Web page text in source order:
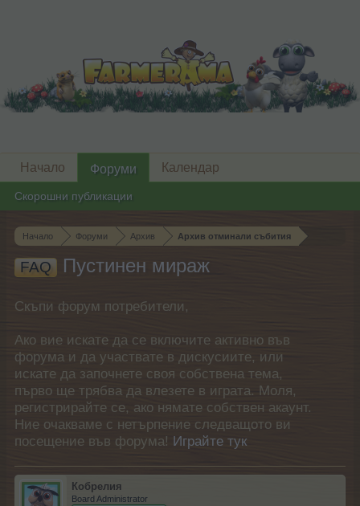
Начало Форуми Архив Архив отминали събития
FAQ Пустинен мираж
Скъпи форум потребители,
Ако вие искате да се включите активно във
форума и да участвате в дискусиите, или
искате да започнете своя собствена тема,
първо ще трябва да влезете в играта. Моля,
регистрирайте се, ако нямате собствен акаунт.
Ние очакваме с нетърпение следващото ви
посещение във форума! Играйте тук
Кобрелия
Board Administrator
Начало Форуми
Скорошни публикации
Календар